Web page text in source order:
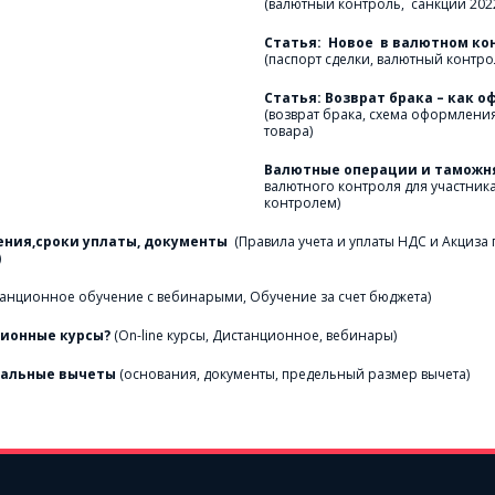
(валютный контроль,  санкции
Статья:  Новое  в валютном
(паспорт сделки, валютный
(возврат брака, схема
товара)
Валютные операции и
валютного контроля для
контролем)
уплаты, документы (Правила учета и уплаты НДС и
обучение с вебинарыми, Обучение за счет бюджета)
курсы? (On-line курсы, Дистанционное, вебинары)
вычеты (основания, документы, предельный размер вычета)